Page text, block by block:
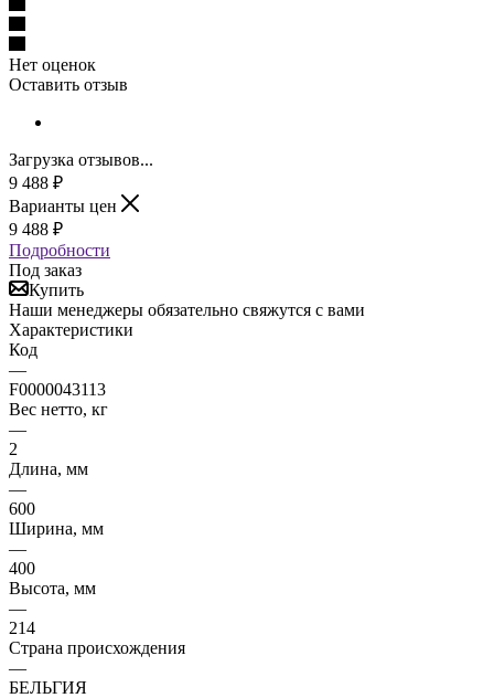
Нет оценок
Оставить отзыв
Загрузка отзывов...
9 488 ₽
Варианты цен
9 488 ₽
Подробности
Под заказ
Купить
Наши менеджеры обязательно свяжутся с вами
Характеристики
Код
—
F0000043113
Вес нетто, кг
—
2
Длина, мм
—
600
Ширина, мм
—
400
Высота, мм
—
214
Страна происхождения
—
БЕЛЬГИЯ